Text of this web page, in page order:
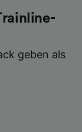
geben als